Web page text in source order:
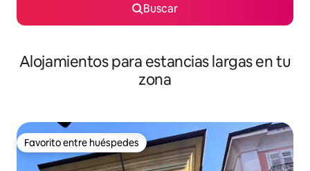
Buscar
Alojamientos para estancias largas en tu
zona
Favorito entre huéspedes
Favorito entre huéspedes